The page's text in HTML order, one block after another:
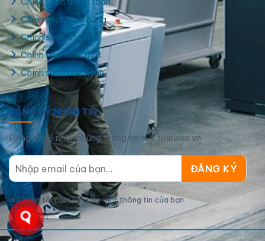
Chính sách giao hàng
Chính sách đổi trả
Chính sách bảo mật
Chính sách bảo hành
ĐĂNG KÝ NHẬN TIN
Đăng ký để nhận những thông tin mới từ inviva.vn
✉ Chúng tôi cam kết bảo mật thông tin của bạn.